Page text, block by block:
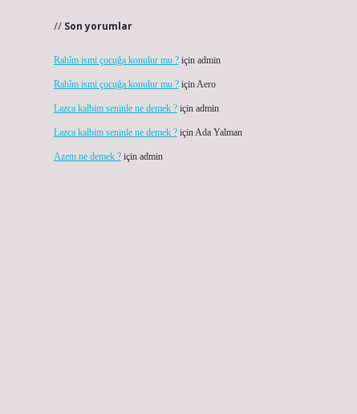
Son yorumlar
Rahîm ismi çocuğa konulur mu ?için admin
Rahîm ismi çocuğa konulur mu ?içinAero
Lazca kalbim seninle ne demek ?için admin
Lazca kalbim seninle ne demek ?içinAda Yalman
Azem ne demek ?için admin